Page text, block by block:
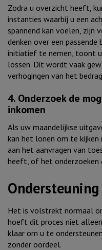
Zodra u overzicht heeft,
instanties waarbij u een
spannend kan voelen, zijn
denken over een
initiatief te nemen, toont
lossen. Dit wordt vaak
verhogingen van het
4. Onderzoek de
inkomen
Als uw maandelijkse
kan het lonen om te kijken
aan het aanvragen van
heeft, of het onderzoeken
Het is volstrekt normaal
hoeft dit proces niet
klaar om u te
zonder oordeel.